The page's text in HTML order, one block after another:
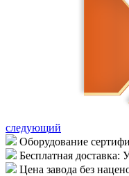
следующий
Оборудование
Бесплатная доставка:
Цена завода без